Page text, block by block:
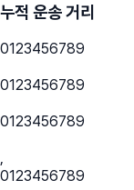
누적 운송 거리
0123456789
0123456789
0123456789
,
0123456789